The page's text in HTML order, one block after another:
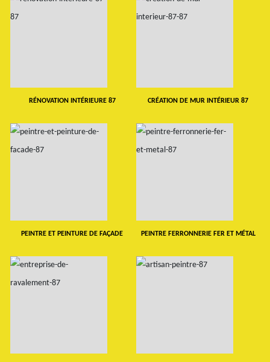
RÉNOVATION INTÉRIEURE 87 CRÉATION DE MUR INTÉRIEUR 87
PEINTRE ET PEINTURE DE FAÇADE PEINTRE FERRONNERIE FER ET MÉTAL